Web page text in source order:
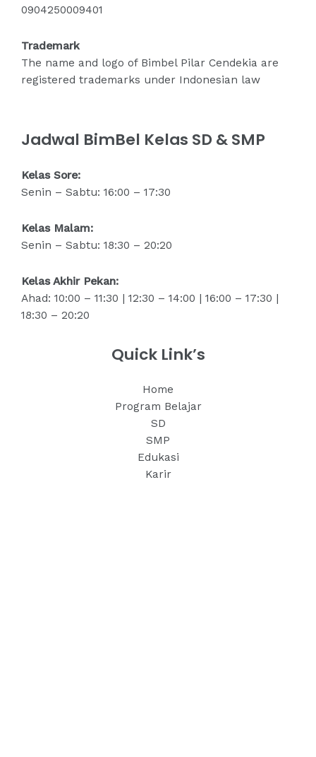
0904250009401
Trademark
The name and logo of Bimbel Pilar Cendekia are
registered trademarks under Indonesian law
Jadwal BimBel Kelas SD & SMP
Kelas Sore:
Senin – Sabtu: 16:00 – 17:30
Kelas Malam:
Senin – Sabtu: 18:30 – 20:20
Kelas Akhir Pekan:
Ahad: 10:00 – 11:30 | 12:30 – 14:00 | 16:00 – 17:30 |
18:30 – 20:20
Quick Link’s
Home
Program Belajar
SD
SMP
Edukasi
Karir